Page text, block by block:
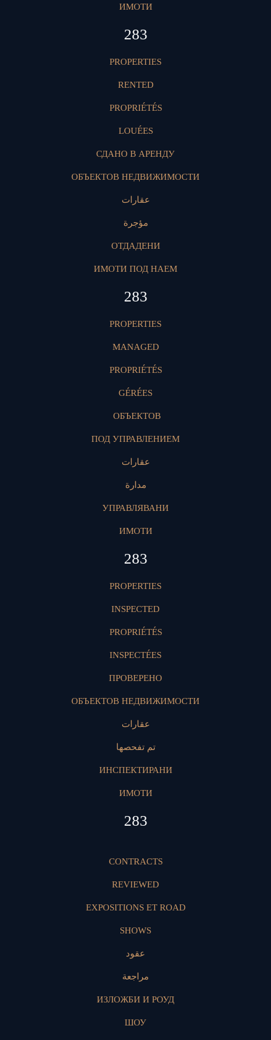
ИМОТИ
419
PROPERTIES
RENTED
PROPRIÉTÉS
LOUÉES
СДАНО В АРЕНДУ
ОБЪЕКТОВ НЕДВИЖИМОСТИ
عقارات
مؤجرة
ОТДАДЕНИ
ИМОТИ ПОД НАЕМ
424
PROPERTIES
MANAGED
PROPRIÉTÉS
GÉRÉES
ОБЪЕКТОВ
ПОД УПРАВЛЕНИЕМ
عقارات
مدارة
УПРАВЛЯВАНИ
ИМОТИ
421
PROPERTIES
INSPECTED
PROPRIÉTÉS
INSPECTÉES
ПРОВЕРЕНО
ОБЪЕКТОВ НЕДВИЖИМОСТИ
عقارات
تم تفحصها
ИНСПЕКТИРАНИ
ИМОТИ
419
CONTRACTS
REVIEWED
EXPOSITIONS ET ROAD
SHOWS
عقود
مراجعة
ИЗЛОЖБИ И РОУД
ШОУ